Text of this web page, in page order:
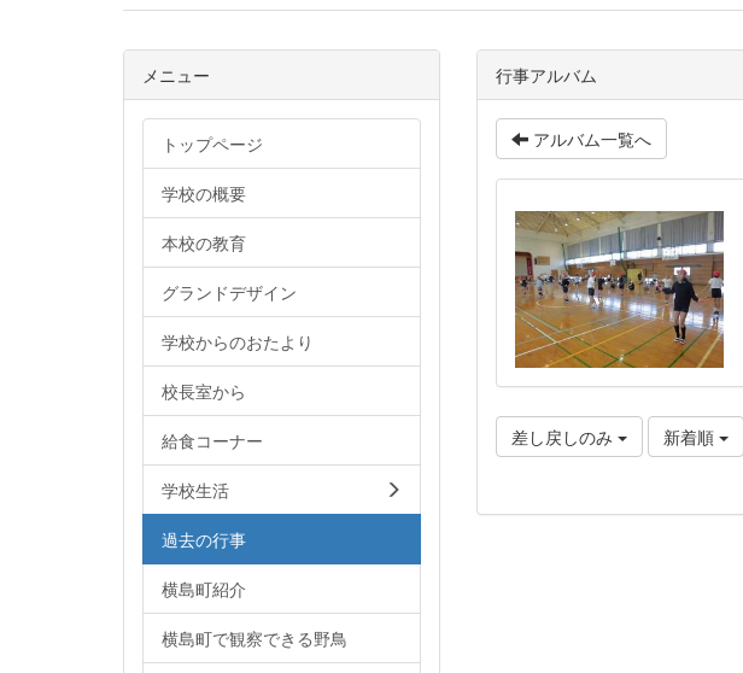
行事アルバム
アルバム一覧へ
差し戻しのみ 新着順
メニュー
トップページ
学校の概要
本校の教育
グランドデザイン
学校からのおたより
校長室から
給食コーナー
学校生活
過去の行事
横島町紹介
横島町で観察できる野鳥